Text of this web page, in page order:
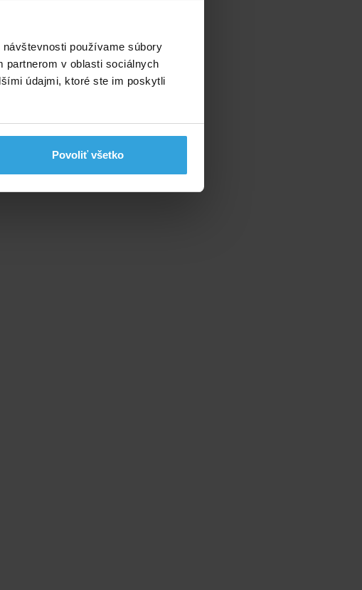
používame súbory
partnerom v oblasti sociálnych
údajmi, ktoré ste im poskytli
Povoliť všetko